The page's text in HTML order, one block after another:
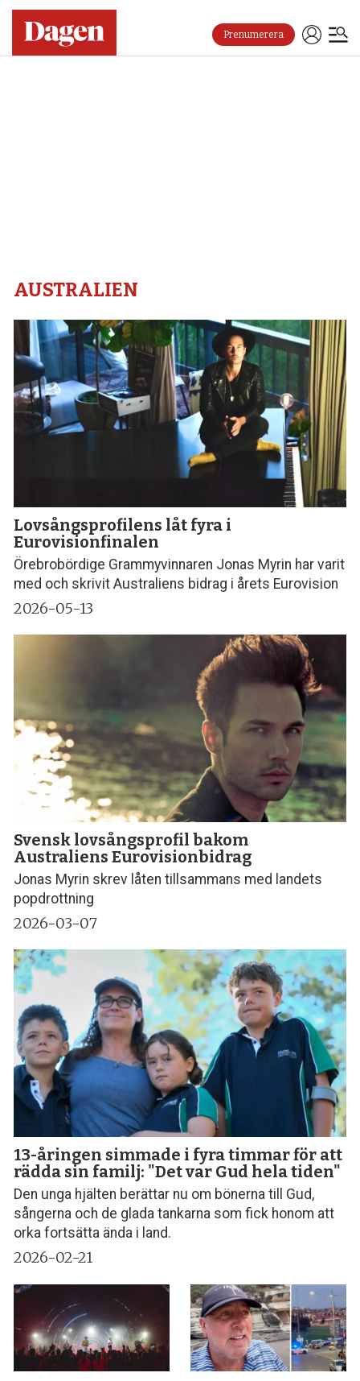
Prenumerera
AUSTRALIEN
Lovsångsprofilens låt fyra i
Eurovisionfinalen
Örebrobördige Grammyvinnaren Jonas Myrin har varit
med och skrivit Australiens bidrag i årets Eurovision
2026-05-13
Svensk lovsångsprofil bakom
Australiens Eurovisionbidrag
Jonas Myrin skrev låten tillsammans med landets
popdrottning
2026-03-07
13-åringen simmade i fyra timmar för att
rädda sin familj: "Det var Gud hela tiden"
Den unga hjälten berättar nu om bönerna till Gud,
sångerna och de glada tankarna som fick honom att
orka fortsätta ända i land.
2026-02-21